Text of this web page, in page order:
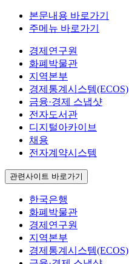
본문내용 바로가기
주메뉴 바로가기
경제연구원
화폐박물관
지역본부
경제통계시스템(ECOS)
금융·경제 스냅샷
전자도서관
디지털아카이브
채용
전자계약시스템
관련사이트 바로가기
한국은행
화폐박물관
경제연구원
지역본부
경제통계시스템(ECOS)